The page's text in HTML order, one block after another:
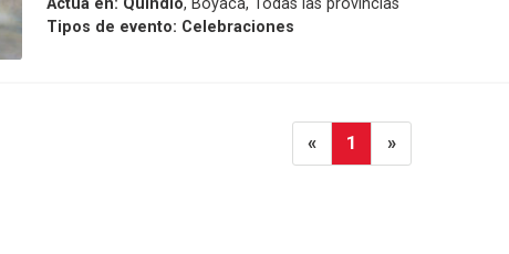
Tipos de evento: Celebraciones
« 1 »